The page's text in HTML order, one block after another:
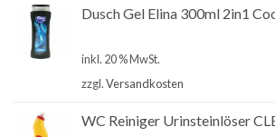
Dusch Gel Elina 300ml 2in1
inkl. 20 % MwSt.
zzgl.Versandkosten
WC Reiniger Urinsteinlöser